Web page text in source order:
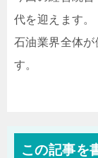
代を迎えます。
石油業界全体が
す。
この記事を